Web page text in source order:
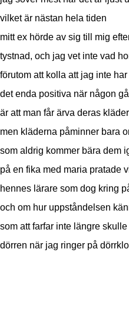
vilket är nästan hela tiden
mitt ex hörde av sig till mig
tystnad, och jag vet inte vad
förutom att kolla att jag inte
det enda positiva när någon
är att man får ärva deras kläder
men kläderna påminner bara
som aldrig kommer bära dem
på en fika med maria pratade
hennes lärare som dog kring
och om hur uppståndelsen
som att farfar inte längre
dörren när jag ringer på